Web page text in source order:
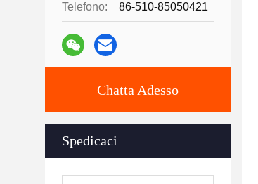
Telefono: 86-510-85050421
Chatta Adesso
Spedicaci